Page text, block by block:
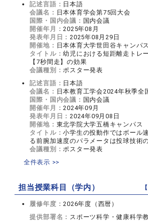
記述言語： 日本語
会議名： 日本体育学会第75回大会
国際・国内会議： 国内会議
開催年月：2025年08月
発表年月日：2025年08月29日
開催地： 日本体育大学世田谷キャンパス
タイトル：幼児における短距離走トレ
【7秒間走】の効果
会議種別：ポスター発表
記述言語： 日本語
会議名： 日本教育工学会2024年秋季全
国際・国内会議： 国内会議
開催年月：2024年09月
発表年月日：2024年09月08日
開催地： 東北学院大学五橋キャンパス
タイトル：小学生の投動作ではボール
る前腕加速度のパラメータは投球技術
会議種別：ポスター発表
全件表示 >>
担当授業科目（学内）
履修年度：2026年度（西暦）
提供部署名： スポーツ科学・健康科学